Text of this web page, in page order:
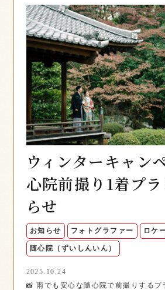
ウィンターキャン
心院前撮り1着プ
らせ
お知らせ フォトグラファー ロケ
随心院（ずいしんいん）
2025.10.24
📸 雨でも安心な隨心院で前撮りするプ